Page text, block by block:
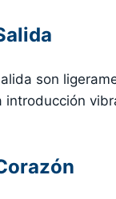
son
introducción